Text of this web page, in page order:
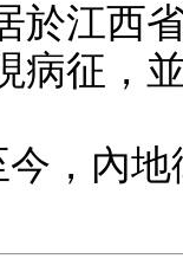
江西省
病征，
內地